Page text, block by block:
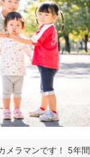
メラマンです！ 5年間